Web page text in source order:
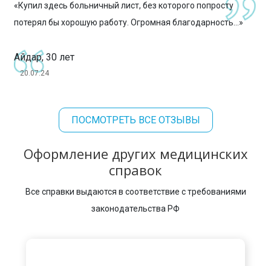
«Купил здесь больничный лист, без которого попросту
потерял бы хорошую работу. Огромная благодарность...»
Айдар, 30 лет
20.07.24
ПОСМОТРЕТЬ ВСЕ ОТЗЫВЫ
Оформление других медицинских
справок
Все справки выдаются в соответствие с требованиями
законодательства РФ